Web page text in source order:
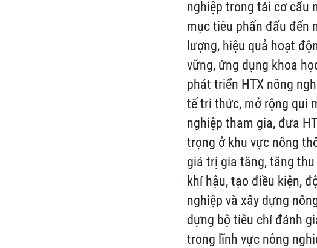
nghiệp trong tái cơ cấu
mục tiêu phấn đấu đến
lượng, hiệu quả hoạt
vững, ứng dụng khoa
phát triển HTX nông
tế tri thức, mở rộng qui
nghiệp tham gia, đưa
trọng ở khu vực nông
giá trị gia tăng, tăng
khí hậu, tạo điều kiện,
nghiệp và xây dựng
dựng bộ tiêu chí đánh
trong lĩnh vực nông